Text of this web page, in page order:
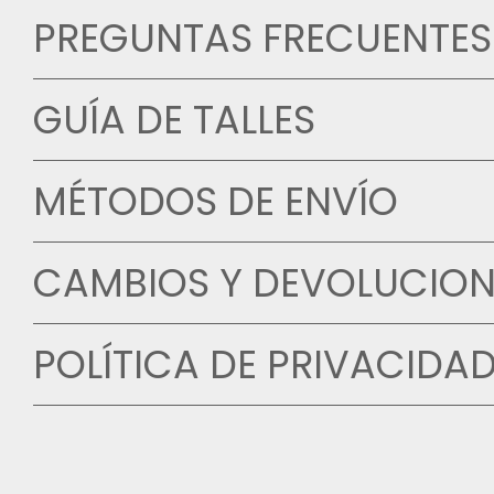
PREGUNTAS FRECUENTES
GUÍA DE TALLES
MÉTODOS DE ENVÍO
CAMBIOS Y
POLÍTICA DE